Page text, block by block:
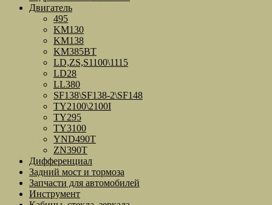
Двигатель
495
KM130
KM138
KM385BT
LD,ZS,S1100\1115
LD28
LL380
SF138\SF138-2\SF148
TY2100\2100I
TY295
TY3100
YND490T
ZN390T
Дифференциал
Задний мост и тормоза
Запчасти для автомобилей
Инструмент